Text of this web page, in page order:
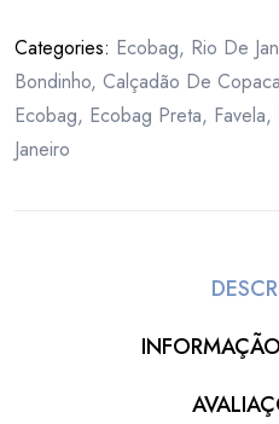
Categories: Ecobag, Rio De
Bondinho, Calçadão De
Ecobag, Ecobag Preta, Favela,
Janeiro